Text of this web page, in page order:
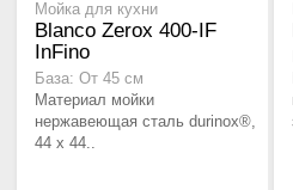
Мойка для кухни
Blanco Zerox 400-IF
InFino
База: От 45 см
Материал мойки
нержавеющая сталь durinox®,
44 x 44..